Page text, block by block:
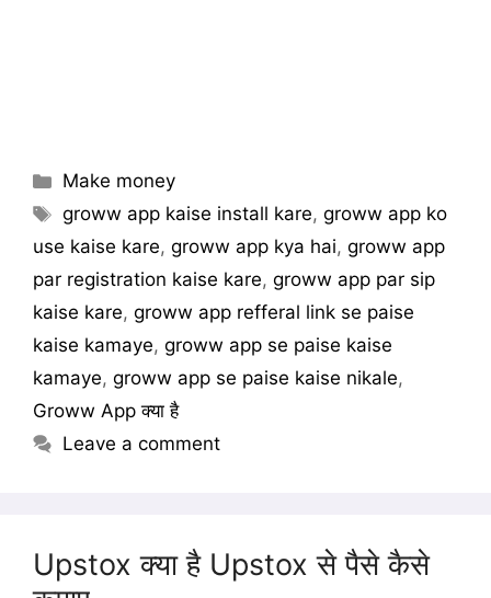
Categories
Make money
Tags
groww app kaise install kare,groww app ko
use kaise kare, groww app kya hai, groww app
par registration kaise kare, groww app par sip
kaise kare, groww app refferal link se paise
kaise kamaye, groww app se paise kaise
kamaye, groww app se paise kaise nikale,
Groww App क्या है
Leave a comment
Upstox क्या है Upstox से पैसे कैसे